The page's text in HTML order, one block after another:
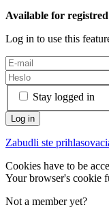
Available for
Log in to use this
Stay logged in
Zabudli ste
Cookies have to be
Your browser's cookie
Not a member yet?